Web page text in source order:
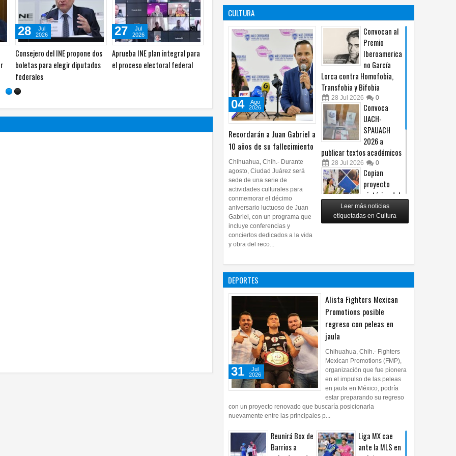
Miles de aspirantes viven
incertidumbre por crisis en
examen de admisión de la UNAM
05
Ago
2026
Inicia SICT construcción de
centros comunitarios "México
04
Ago
2026
contra no
procederá
04Ago 2026 0
propuesta
audiencias
2026 0
CULTURA
Recordarán a Juan Gabriel a
10 años de su fallecimiento
04
Ago
2026
Chihuahua, Chih.- Durante
agosto, Ciudad Juárez será
sede de una serie de
actividades culturales para
conmemorar el décimo
aniversario luctuoso de Juan
Gabriel, con un programa que
incluye conferencias y
conciertos dedicados a la vida
y obra del reco...
Convocan al
Premio
Iberoamerica
no García
Lorca contra Homofobia,
Transfobia y Bifobia
28 Jul 2026 0
Convoca
UACH-
SPAUACH
2026 a
publicar textos académicos
28 Jul 2026 0
Copian
proyecto
pictórico del
exalcalde
Juan Blanco
taller de mini
Leer más noticias
etiquetadas en Cultura
DEPORTES
Alista Fighters Mexican
Promotions posible
regreso con peleas en
jaula
31
Jul
2026
Chihuahua, Chih.- Fighters
Mexican Promotions (FMP),
organización que fue pionera
en el impulso de las peleas
en jaula en México, podría
estar preparando su regreso
con un proyecto renovado que buscaría posicionarla
nuevamente entre las principales p...
Reunirá Box de
Barrios a
Liga MX cae
ante la MLS en